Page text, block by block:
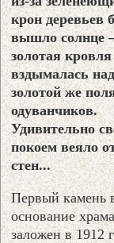
крон деревьев
вышло солнце
золотая
вздымалась
золотой же
одуванчиков.
Удивительно
покоем веяло
стен...
Первый камень
основание
заложен в 1912